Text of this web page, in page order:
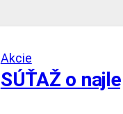
Akcie
SÚŤAŽ o